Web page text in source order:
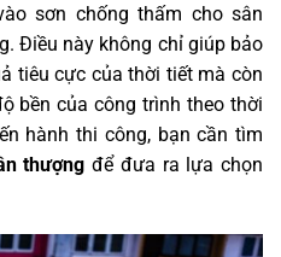
sơn chống thấm cho sân
Điều này không chỉ giúp bảo
tiêu cực của thời tiết mà còn
bền của công trình theo thời
hành thi công, bạn cần tìm
thượng để đưa ra lựa chọn